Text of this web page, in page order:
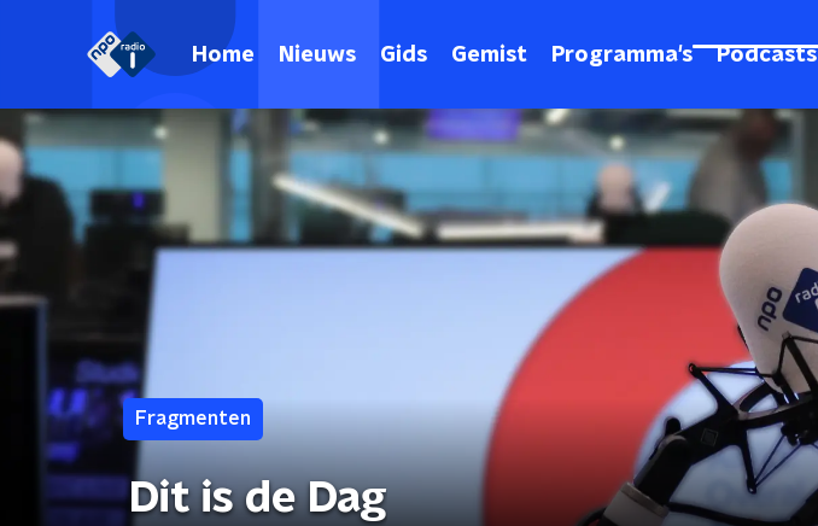
Home Nieuws Gids Gemist Programma's Podcasts
Fragmenten
Dit is de Dag